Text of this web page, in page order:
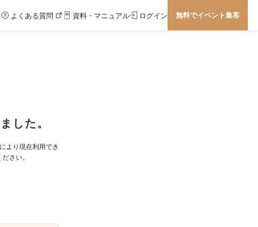
よくある質問 資料・マニュアル ログイン 無料でイベント集客
した。
より現在利用でき
さい。